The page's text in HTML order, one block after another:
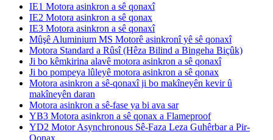
IE1 Motora asinkron a sê qonaxî
IE2 Motora asinkron a sê qonax
IE3 Motora asinkron a sê qonaxî
Mûşê Aluminium MS Motorê asinkronî yê sê qonaxî
Motora Standard a Rûsî (Hêza Bilind a Bingeha Biçûk)
Ji bo kêmkirina alavê motora asinkron a sê qonaxî
Ji bo pompeya lûleyê motora asinkron a sê qonax
Motora asinkron a sê-qonaxî ji bo makîneyên kevir û
makîneyên daran
Motora asinkron a sê-fase ya bi ava sar
YB3 Motora asinkron a sê qonax a Flameproof
YD2 Motor Asynchronous Sê-Faza Leza Guhêrbar a Pir-
Qonax